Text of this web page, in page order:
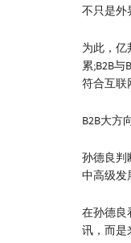
不只是外
为此，亿
累;B2B与
符合互联
B2B大方
孙德良判
中高级发
在孙德良
讯，而是